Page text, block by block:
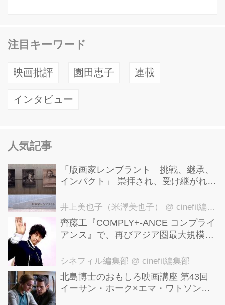
注目キーワード
映画批評 園田恵子 連載
インタビュー
人気記事
「版画家レンブラント 挑戦、継承、
インパクト」 崇拝され、受け継がれ、
洋美術館にて9月23日まで開催中！
井上美也子（米澤美也子） @ cinefil編集部
齊藤工『COMPLY+-ANCE コンプライ
アンス』で、再びアジア圏最大規模の
ナショナル・パノラマ部門"に正式招
シネフィル編集部 @ cinefil編集部
北島博士のおもしろ映画講座 第43回
イーサン・ホーク×エマ・ワトソン。